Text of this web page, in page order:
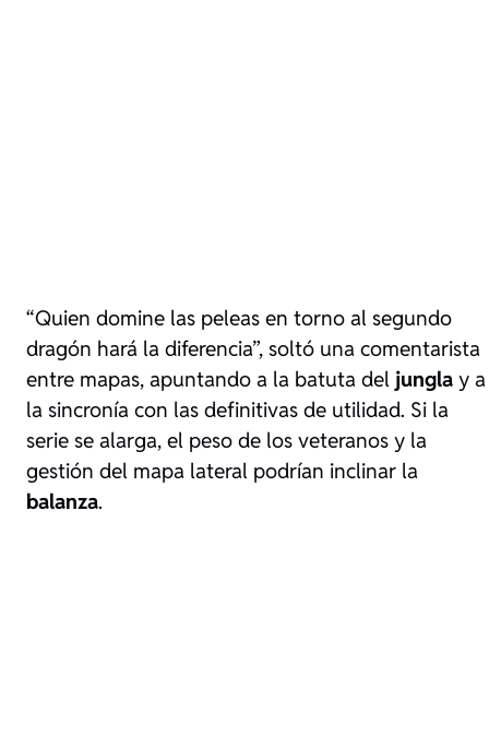
“Quien domine las peleas en torno al segundo
dragón hará la diferencia”, soltó una comentarista
entre mapas, apuntando a la batuta del jungla y a
la sincronía con las definitivas de utilidad. Si la
serie se alarga, el peso de los veteranos y la
gestión del mapa lateral podrían inclinar la
balanza.